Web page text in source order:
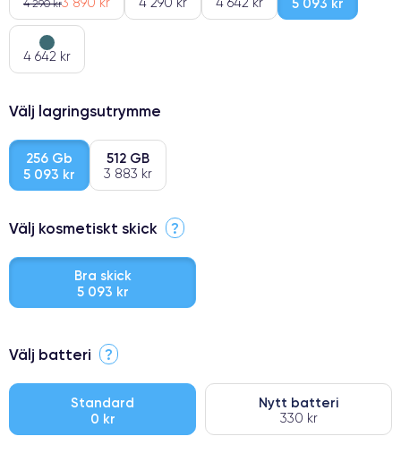
4 290 kr
4 642 kr
Välj lagringsutrymme
256 Gb
5 093 kr
512 GB
3 883 kr
Välj kosmetiskt skick ?
Bra skick
5 093 kr
⭐ Premium
● Oklanderlig kvalitetsskärm
● Endast 5% av våra telefoner har premiumklassning
Välj batteri ?
Standard
0 kr
Nytt batteri
330 kr